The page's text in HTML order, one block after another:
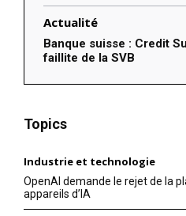
Actualité
Banque suisse : Credit
faillite de la SVB
Topics
Industrie et technologie
OpenAI demande le rejet de la
appareils d’IA